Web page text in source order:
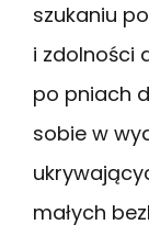
szukaniu
i zdolności
po pniach
sobie w
małych